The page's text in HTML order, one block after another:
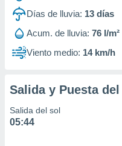
Días de lluvia: 13 días
Acum. de lluvia: 76 l/m²
Viento medio: 14 km/h
Salida y Puesta del
Salida del sol
05:44